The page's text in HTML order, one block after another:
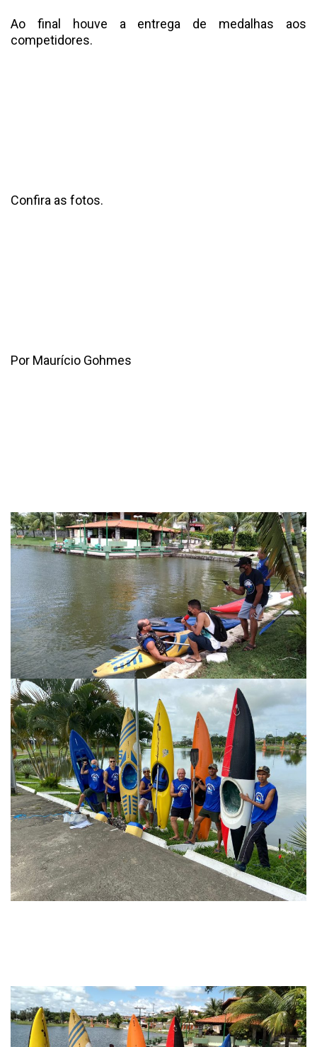
Ao final houve a entrega de medalhas aos
competidores.
Confira as fotos.
Por Maurício Gohmes